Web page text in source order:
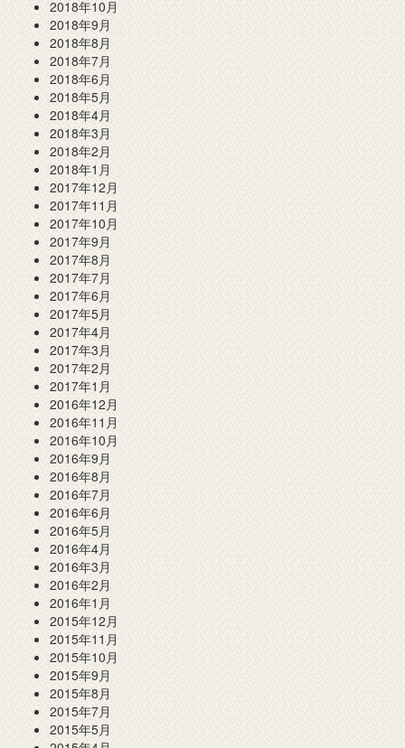
2018年10月
2018年9月
2018年8月
2018年7月
2018年6月
2018年5月
2018年4月
2018年3月
2018年2月
2018年1月
2017年12月
2017年11月
2017年10月
2017年9月
2017年8月
2017年7月
2017年6月
2017年5月
2017年4月
2017年3月
2017年2月
2017年1月
2016年12月
2016年11月
2016年10月
2016年9月
2016年8月
2016年7月
2016年6月
2016年5月
2016年4月
2016年3月
2016年2月
2016年1月
2015年12月
2015年11月
2015年10月
2015年9月
2015年8月
2015年7月
2015年5月